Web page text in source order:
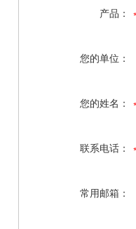
产品：
您的单位：
您的姓名：
联系电话：
常用邮箱：